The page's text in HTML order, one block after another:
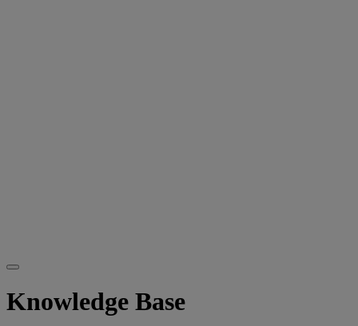
Knowledge Base